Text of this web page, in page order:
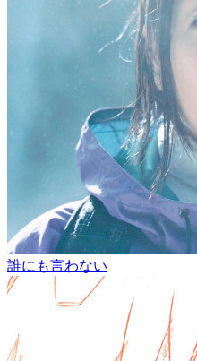
誰にも言わない